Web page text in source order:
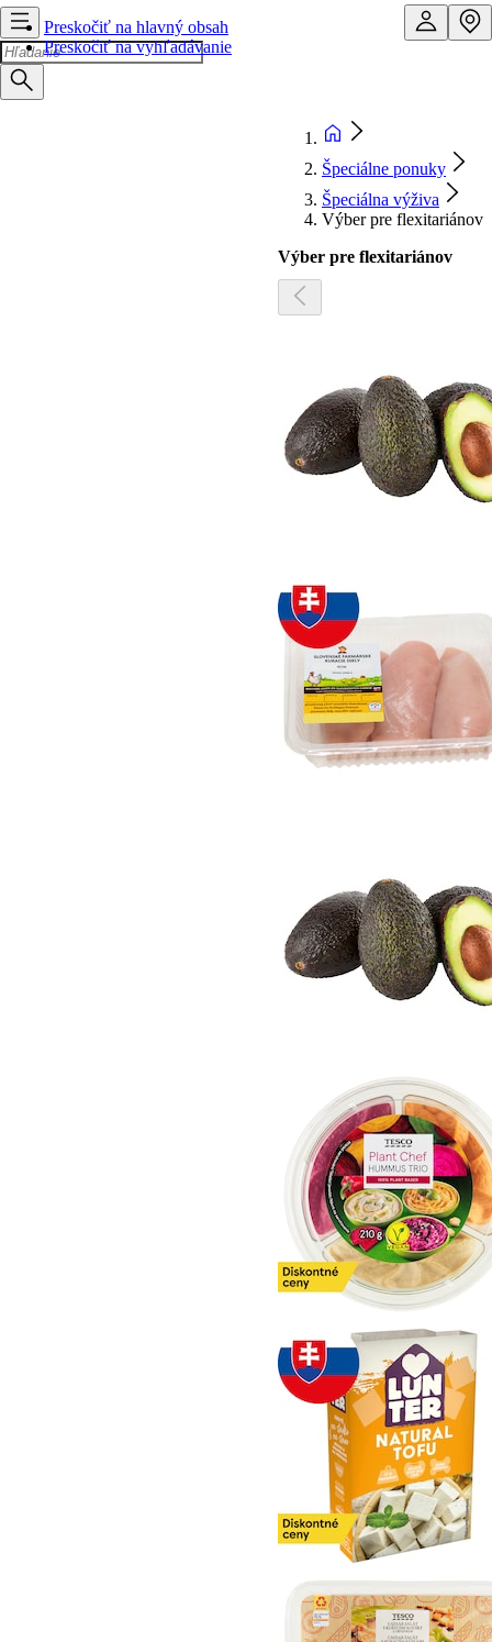
Preskočiť na hlavný obsah
Preskočiť na vyhľadávanie
Špeciálne ponuky
Špeciálna výživa
Výber pre flexitariánov
Výber pre flexitariánov